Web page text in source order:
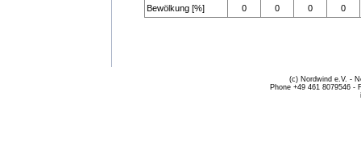
Bewölkung [%]
0 0 0 0
(c) Nordwind e.V. -
Phone +49 461 8079546 -